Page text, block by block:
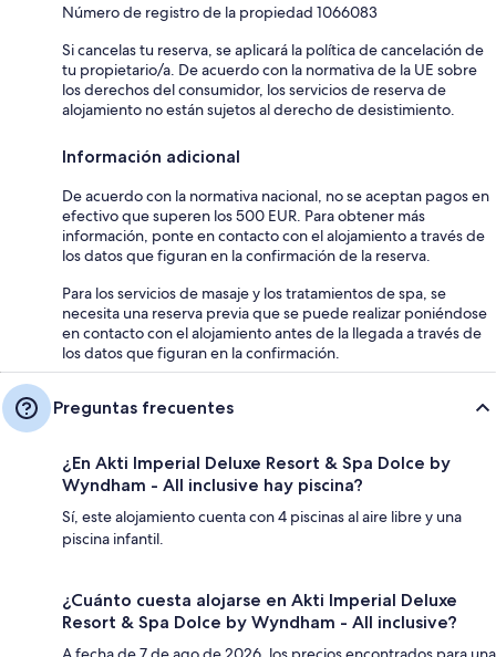
Número de registro de la propiedad 1066083
Si cancelas tu reserva, se aplicará la política de cancelación de
tu propietario/a. De acuerdo con la normativa de la UE sobre
los derechos del consumidor, los servicios de reserva de
alojamiento no están sujetos al derecho de desistimiento.
Información adicional
De acuerdo con la normativa nacional, no se aceptan pagos en
efectivo que superen los 500 EUR. Para obtener más
información, ponte en contacto con el alojamiento a través de
los datos que figuran en la confirmación de la reserva.
Para los servicios de masaje y los tratamientos de spa, se
necesita una reserva previa que se puede realizar poniéndose
en contacto con el alojamiento antes de la llegada a través de
los datos que figuran en la confirmación.
Preguntas frecuentes
¿En Akti Imperial Deluxe Resort & Spa Dolce by
Wyndham - All inclusive hay piscina?
Sí, este alojamiento cuenta con 4 piscinas al aire libre y una
piscina infantil.
¿Cuánto cuesta alojarse en Akti Imperial Deluxe
Resort & Spa Dolce by Wyndham - All inclusive?